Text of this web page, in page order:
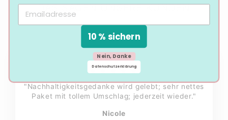
DAS SAGEN UNSERE KUNDEN
★★★★★
"Nachhaltigkeitsgedanke wird gelebt; sehr nettes
Paket mit tollem Umschlag; jederzeit wieder."
Nicole
10 % sichern
Nein, Danke
Datenschutzerklärung